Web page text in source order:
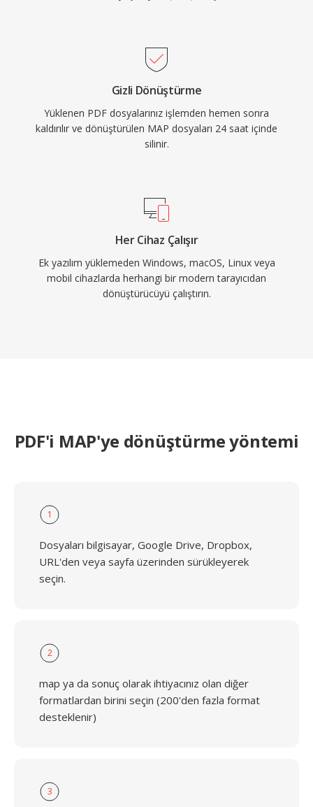
Gizli Dönüştürme
Yüklenen PDF dosyalarınız işlemden hemen sonra
kaldırılır ve dönüştürülen MAP dosyaları 24 saat içinde
silinir.
Her Cihaz Çalışır
Ek yazılım yüklemeden Windows, macOS, Linux veya
mobil cihazlarda herhangi bir modern tarayıcıdan
dönüştürücüyü çalıştırın.
PDF'i MAP'ye dönüştürme yöntemi
1
Dosyaları bilgisayar, Google Drive, Dropbox,
URL'den veya sayfa üzerinden sürükleyerek
seçin.
2
map ya da sonuç olarak ihtiyacınız olan diğer
formatlardan birini seçin (200'den fazla format
desteklenir)
3